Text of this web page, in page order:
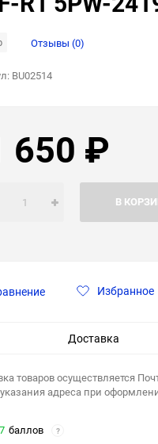
Отзывы (0)
BU02514
650 ₽
В
Избранное
Доставка
товаров осуществляется
адреса при
баллов ?